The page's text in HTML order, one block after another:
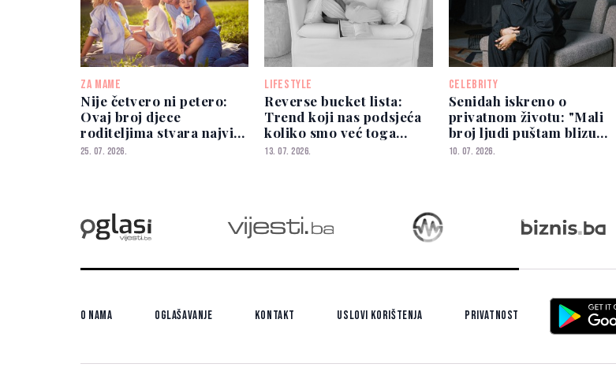
ZA MAME
Nije četvero ni petero:
Ovaj broj djece
roditeljima stvara najviše
stresa
25. 07. 2026.
LIFESTYLE
Reverse bucket lista:
Trend koji nas podsjeća
koliko smo već toga
ostvarili
13. 07. 2026.
CELEBRITY
Senidah iskreno o
privatnom životu: "Mali
broj ljudi puštam blizu
sebe"
10. 07. 2026.
O nama Oglašavanje Kontakt Uslovi korištenja Privatnost